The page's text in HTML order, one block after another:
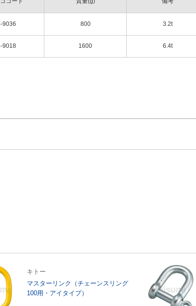
9036 800 3.2t
9018 1600 6.4t
キトー
マスターリンク（チェーンスリング
100用・アイタイプ）